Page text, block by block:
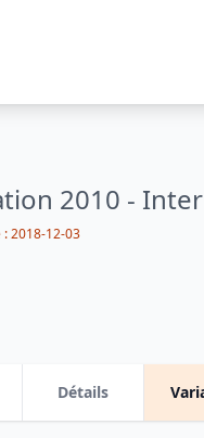
2010 -
2018-12-03
Détails